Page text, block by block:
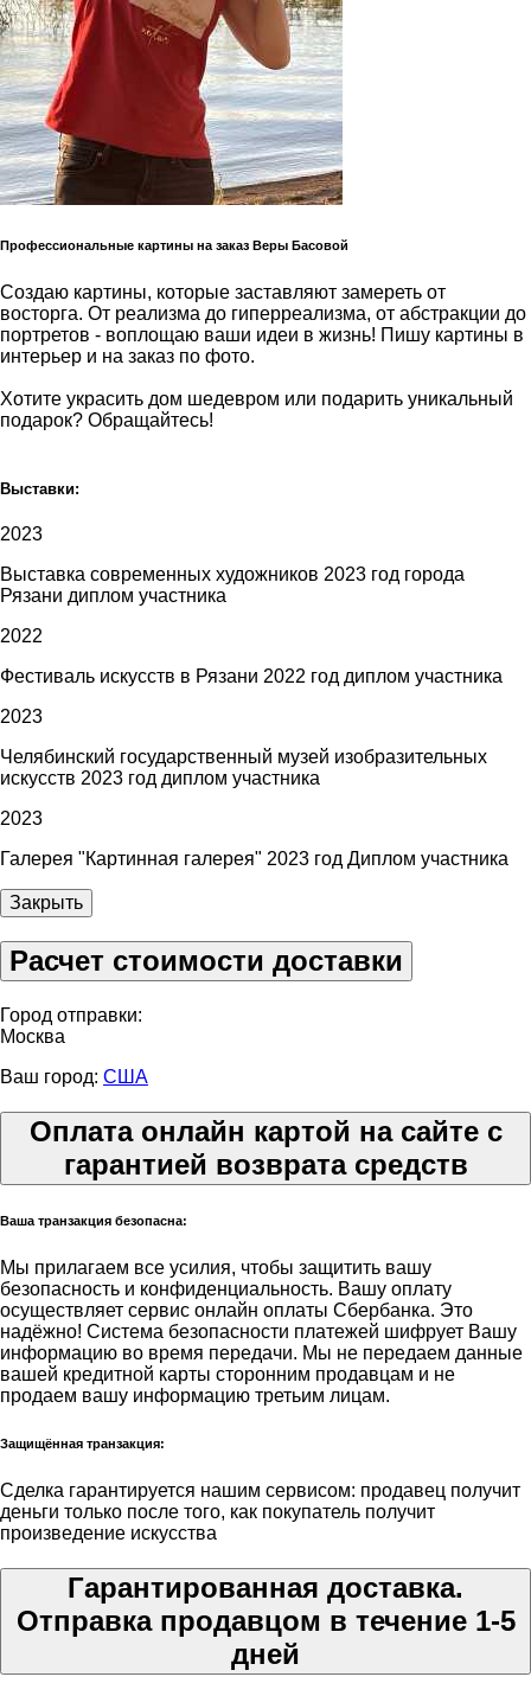
Профессиональные картины на заказ Веры Басовой
Создаю картины, которые заставляют замереть от
восторга. От реализма до гиперреализма, от абстракции до
портретов - воплощаю ваши идеи в жизнь! Пишу картины в
интерьер и на заказ по фото.
Хотите украсить дом шедевром или подарить уникальный
подарок? Обращайтесь!
Выставки:
2023
Выставка современных художников 2023 год города
Рязани диплом участника
2022
Фестиваль искусств в Рязани 2022 год диплом участника
2023
Челябинский государственный музей изобразительных
искусств 2023 год диплом участника
2023
Галерея "Картинная галерея" 2023 год Диплом участника
Закрыть
Расчет стоимости доставки
Город отправки:
Москва
Ваш город: США
Оплата онлайн картой на сайте с
гарантией возврата средств
Ваша транзакция безопасна:
Мы прилагаем все усилия, чтобы защитить вашу
безопасность и конфиденциальность. Вашу оплату
осуществляет сервис онлайн оплаты Сбербанка. Это
надёжно! Система безопасности платежей шифрует Вашу
информацию во время передачи. Мы не передаем данные
вашей кредитной карты сторонним продавцам и не
продаем вашу информацию третьим лицам.
Защищённая транзакция:
Сделка гарантируется нашим сервисом: продавец получит
деньги только после того, как покупатель получит
произведение искусства
Гарантированная доставка.
Отправка продавцом в течение 1-5
дней